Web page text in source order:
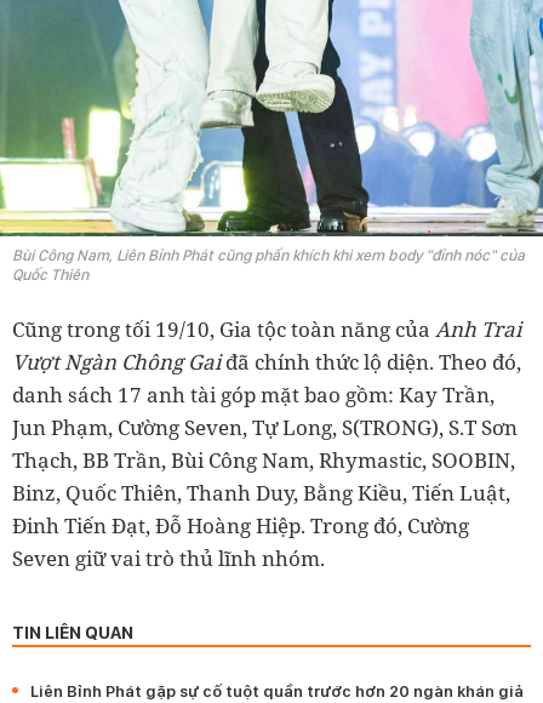
Bùi Công Nam, Liên Bỉnh Phát cũng phấn khích khi xem body "đỉnh nóc" của
Quốc Thiên
Cũng trong tối 19/10, Gia tộc toàn năng của Anh Trai
Vượt Ngàn Chông Gaiđã chính thức lộ diện. Theo đó,
danh sách 17 anh tài góp mặt bao gồm: Kay Trần,
Jun Phạm, Cường Seven, Tự Long, S(TRONG), S.T Sơn
Thạch, BB Trần, Bùi Công Nam, Rhymastic, SOOBIN,
Binz, Quốc Thiên, Thanh Duy, Bằng Kiều, Tiến Luật,
Đinh Tiến Đạt, Đỗ Hoàng Hiệp. Trong đó, Cường
Seven giữ vai trò thủ lĩnh nhóm.
TIN LIÊN QUAN
Liên Bỉnh Phát gặp sự cố tuột quần trước hơn 20 ngàn khán giả